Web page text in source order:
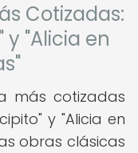
Cotizadas:
y "Alicia en
más cotizadas
y "Alicia en
obras clásicas